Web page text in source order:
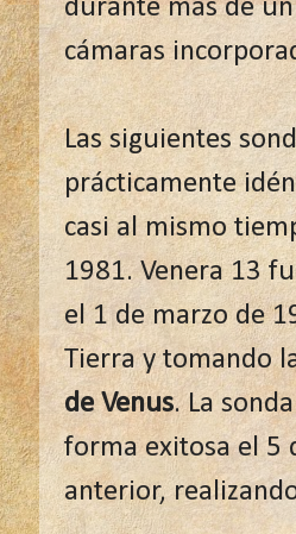
durante más de
cámaras
Las siguientes
prácticamente
casi al mismo
1981. Venera 13
el 1 de marzo de
Tierra y tomando
de Venus. La
forma exitosa el 5
anterior,